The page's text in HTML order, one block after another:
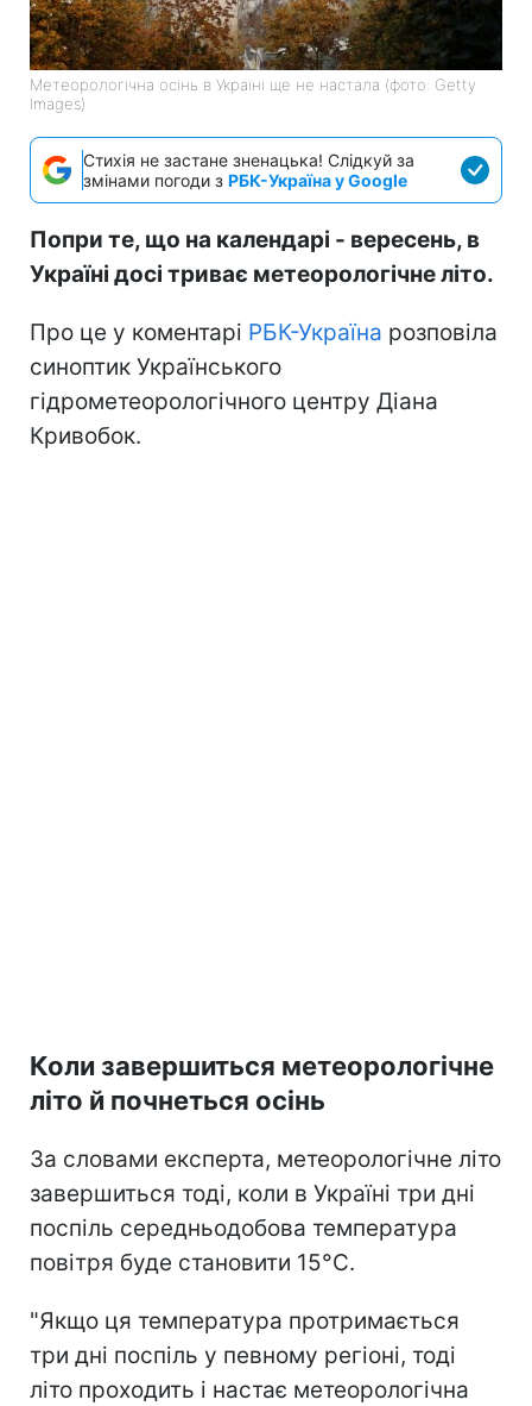
Метеорологічна осінь в Україні ще не настала (фото: Getty
Images)
Стихія не застане зненацька! Слідкуй за
змінами погоди з РБК-Україна у Google
Попри те, що на календарі - вересень, в
Україні досі триває метеорологічне літо.
Про це у коментарі РБК-Україна розповіла
синоптик Українського
гідрометеорологічного центру Діана
Кривобок.
Коли завершиться метеорологічне
літо й почнеться осінь
За словами експерта, метеорологічне літо
завершиться тоді, коли в Україні три дні
поспіль середньодобова температура
повітря буде становити 15°С.
"Якщо ця температура протримається
три дні поспіль у певному регіоні, тоді
літо проходить і настає метеорологічна